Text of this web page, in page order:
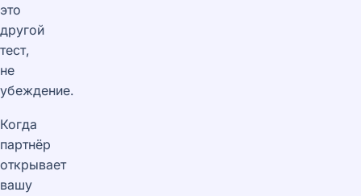
это
другой
тест,
не
убеждение.
Когда
партнёр
открывает
вашу